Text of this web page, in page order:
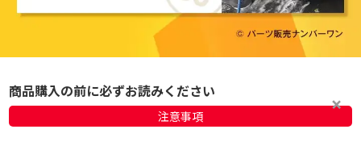
商品購入の前に必ずお読みください
注意事項